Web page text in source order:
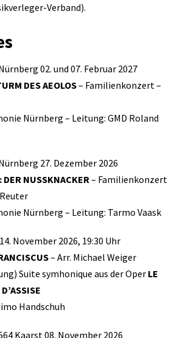
Verband).
02. und 07. Februar 2027
DES AEOLOS– Familienkonzert –
Nürnberg – Leitung: GMD Roland
27. Dezember 2026
NUSSKNACKER – Familienkonzert
Nürnberg – Leitung: Tarmo Vaask
November 2026, 19:30 Uhr
– Arr. Michael Weiger
Suite symhonique aus der Oper LE
Handschuh
Kaarst 08. November 2026